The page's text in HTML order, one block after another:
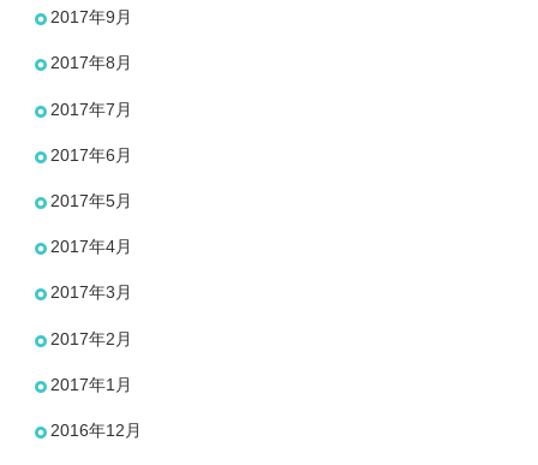
2017年9月
2017年8月
2017年7月
2017年6月
2017年5月
2017年4月
2017年3月
2017年2月
2017年1月
2016年12月